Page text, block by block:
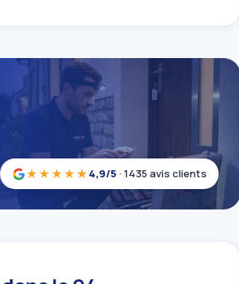
★★★★★4,9/5 · 1435 avis clients